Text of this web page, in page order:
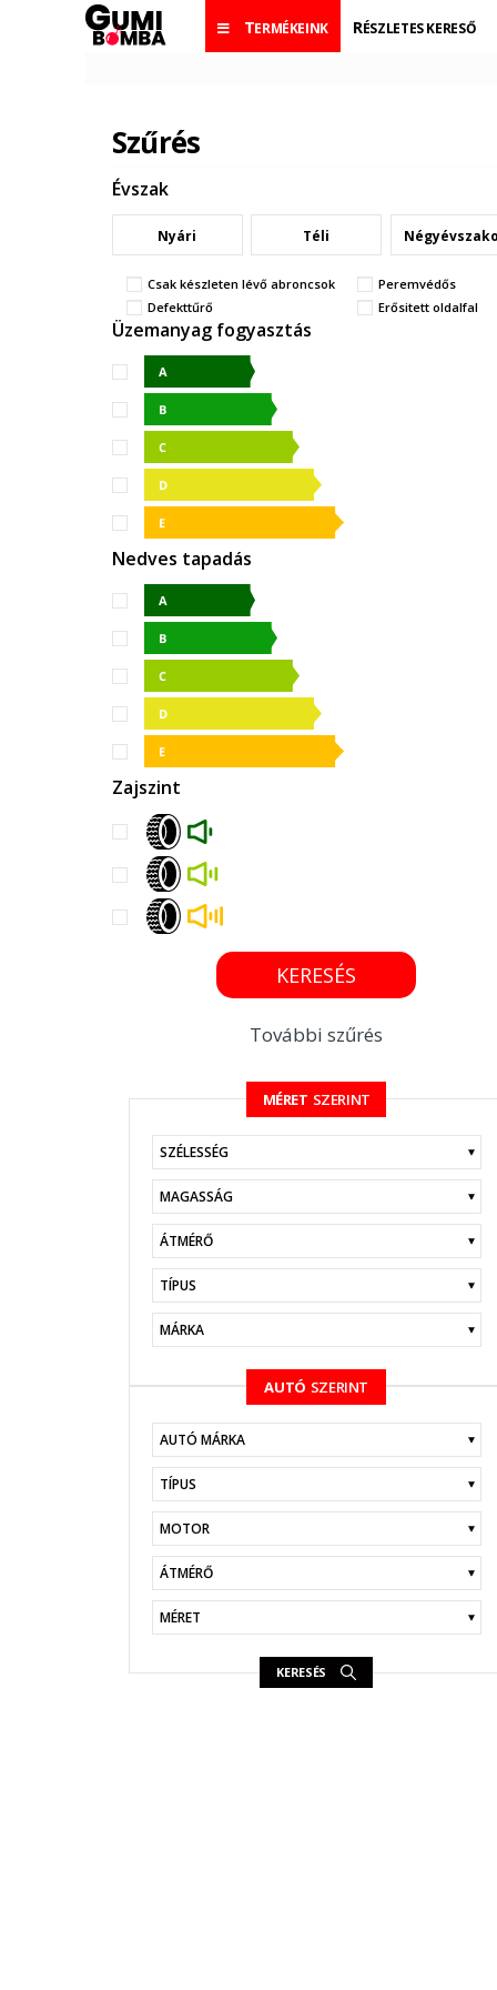
TERMÉKEINK RÉSZLETES KERESŐ
Szűrés
Évszak
Nyári Téli
Csak készleten lévő abroncsok
Peremvédős
Defekttűrő
Erősitett oldalfal
Üzemanyag fogyasztás
Nedves tapadás
Zajszint
KERESÉS
További szűrés
MÉRET SZERINT
KERESÉS
AUTÓ SZERINT
KERESÉS